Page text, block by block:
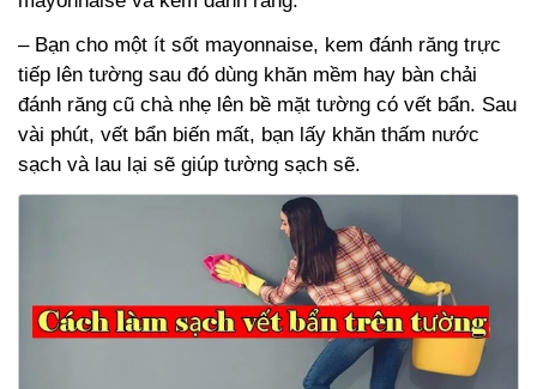
– Bạn cho một ít sốt mayonnaise, kem đánh răng trực
tiếp lên tường sau đó dùng khăn mềm hay bàn chải
đánh răng cũ chà nhẹ lên bề mặt tường có vết bẩn. Sau
vài phút, vết bẩn biến mất, bạn lấy khăn thấm nước
sạch và lau lại sẽ giúp tường sạch sẽ.